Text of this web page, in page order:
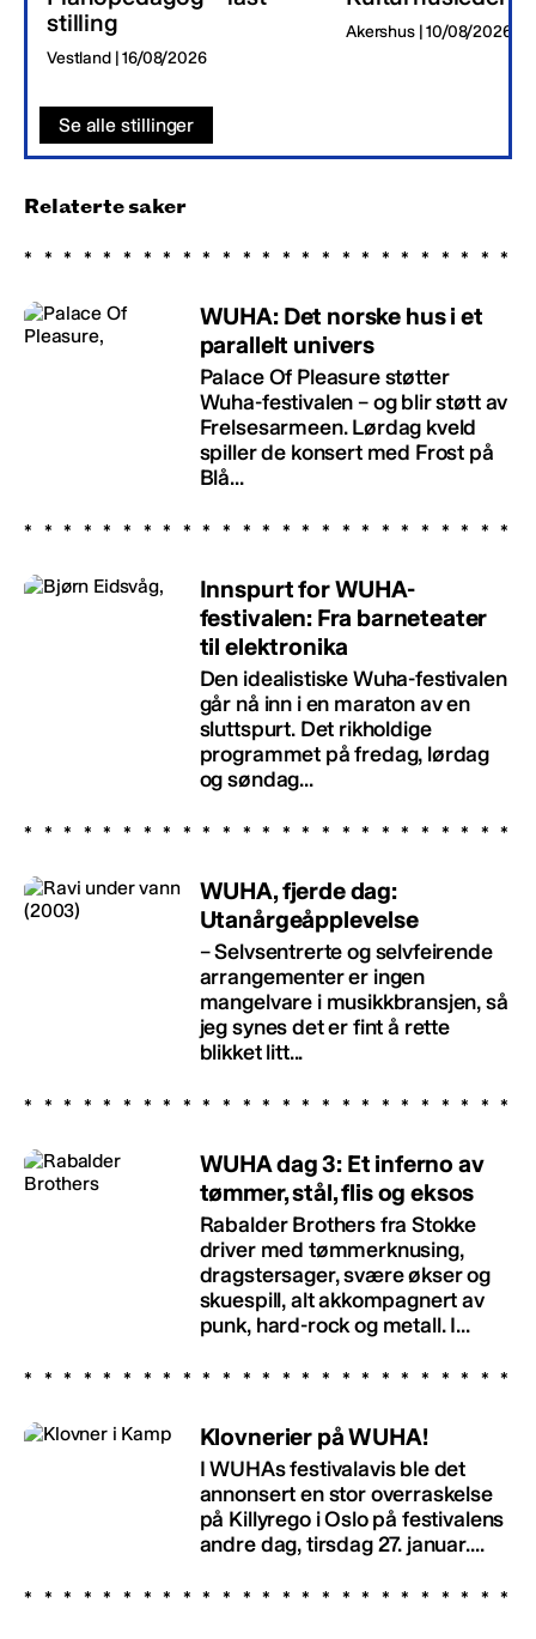
stilling
Vestland | 16/08/2026
Akershus | 10/08/2026
Se alle stillinger
Relaterte saker
WUHA: Det norske hus i et
parallelt univers
Palace Of Pleasure støtter
Wuha-festivalen – og blir støtt av
Frelsesarmeen. Lørdag kveld
spiller de konsert med Frost på
Blå...
Innspurt for WUHA-
festivalen: Fra barneteater
til elektronika
Den idealistiske Wuha-festivalen
går nå inn i en maraton av en
sluttspurt. Det rikholdige
programmet på fredag, lørdag
og søndag...
WUHA, fjerde dag:
Utanårgeåpplevelse
– Selvsentrerte og selvfeirende
arrangementer er ingen
mangelvare i musikkbransjen, så
jeg synes det er fint å rette
blikket litt...
WUHA dag 3: Et inferno av
tømmer, stål, flis og eksos
Rabalder Brothers fra Stokke
driver med tømmerknusing,
dragstersager, svære økser og
skuespill, alt akkompagnert av
punk, hard-rock og metall. I...
Klovnerier på WUHA!
I WUHAs festivalavis ble det
annonsert en stor overraskelse
på Killyrego i Oslo på festivalens
andre dag, tirsdag 27. januar....